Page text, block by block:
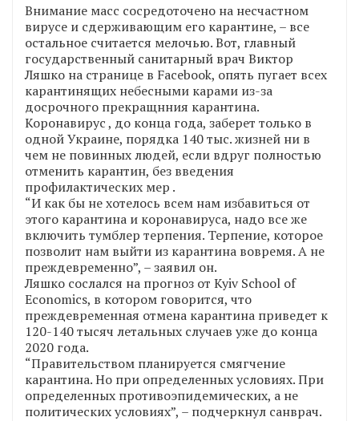
Внимание масс сосредоточено на несчастном
вирусе и сдерживающим его карантине, – все
остальное считается мелочью. Вот, главный
государственный санитарный врач Виктор
Ляшко на странице в Facebook, опять пугает всех
карантинящих небесными карами из-за
досрочного прекращнния карантина.
Коронавирус , до конца года, заберет только в
одной Украине, порядка 140 тыс. жизней ни в
чем не повинных людей, если вдруг полностью
отменить карантин, без введения
профилактических мер .
“И как бы не хотелось всем нам избавиться от
этого карантина и коронавируса, надо все же
включить тумблер терпения. Терпение, которое
позволит нам выйти из карантина вовремя. А не
преждевременно”, – заявил он.
Ляшко сослался на прогноз от Kyiv School of
Economics, в котором говорится, что
преждевременная отмена карантина приведет к
120-140 тысяч летальных случаев уже до конца
2020 года.
“Правительством планируется смягчение
карантина. Но при определенных условиях. При
определенных противоэпидемических, а не
политических условиях”, – подчеркнул санврач.